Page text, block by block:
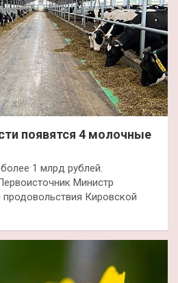
появятся 4 молочные
1 млрд рублей.
Министр
продовольствия Кировской